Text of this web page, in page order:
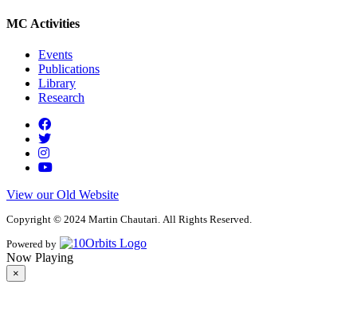
MC Activities
Events
Publications
Library
Research
View our Old Website
Copyright © 2024 Martin Chautari. All Rights Reserved.
Powered by
Now Playing
×